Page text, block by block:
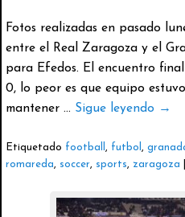
Fotos realizadas en pasado
entre el Real Zaragoza y el
para Efedos. El encuentro
0, lo peor es que equipo
mantener … Sigue leyendo →
Etiquetado football , futbol ,
romareda, soccer, sports, zaragoza